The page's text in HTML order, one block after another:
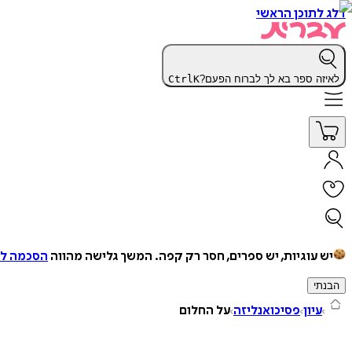
דלג לתוכן הראשי
לאיזה ספר בא לך לברוח הפעם? CtrlK
יש עוגיות, יש ספרים, חסר רק קפה. המשך גלישה מהווה הסכמה
הבנתי
עיון פסיכואנליזה על החלום